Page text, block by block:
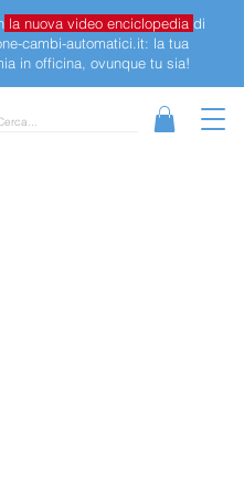
la nuova video enciclopedia di
cambi-automatici.it: la tua
in officina, ovunque tu sia!